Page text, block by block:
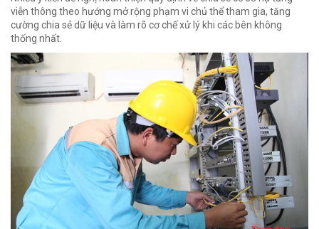
viễn thông theo hướng mở rộng phạm vi chủ thể tham gia, tăng
cường chia sẻ dữ liệu và làm rõ cơ chế xử lý khi các bên không
thống nhất.